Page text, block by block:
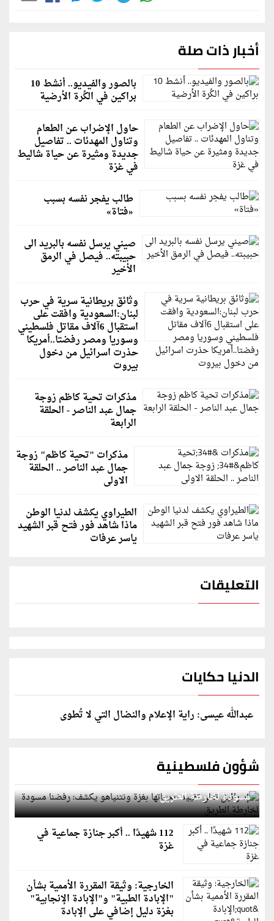
أخبار ذات صلة
بالصور والفيديو.. أنشط 10
براكين في الكُرة الأرضية
حاول الإضراب عن الطعام
وتناول المهدئات .. تفاصيل
جديدة ومثيرة عن حياة شاليط
في غزة
طالب يفجر نفسه بسبب
«فتاة»
صيني يرسل نفسه بالبريد الى
حبيبته.. فيصل في الرمق
الأخير
وثائق بريطانية سرية في حرب
لبنان:السعودية وافقت على
استقبال 6آلاف مقاتل فلسطيني
وسوريا ومصر رفضتا..أمريكا
حذرت اسرائيل من دخول
بيروت
مذكرات تحية كاظم زوجة
جمال عبد الناصر - الحلقة
الرابعة
مذكرات "تحية كاظم" زوجة
جمال عبد الناصر .. الحلقة
الاولى
الطيراوي يكشف لدنيا الوطن
ماذا شاهد فور فتح قبر الشهيد
ياسر عرفات
التعليقات
الدنيا حكايات
عبدالله عيسى: راية الإعلام والنضال التي لا تُطوى
شؤون فلسطينية
إسرائيل تعلن تقييد هجماتها بغزة ونتنياهو يكشف: رفضنا
مسودة لخارطة الطريق
112 شهيدًا .. أكبر جنازة جماعية في
غزة
الخارجية: وثيقة المقررة الأممية بشأن
"الإبادة الطبية" و"الإبادة الإنجابية"
بغزة دليل إضافي على الإبادة